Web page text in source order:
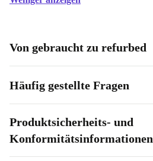
Von gebraucht zu refurbed
Häufig gestellte Fragen
Produktsicherheits- und
Konformitätsinformationen